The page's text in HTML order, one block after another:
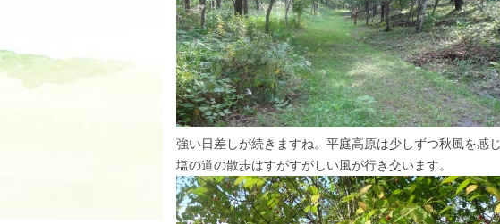
強い日差しが続きますね。平庭高原は少しずつ秋風を感じ
塩の道の散歩はすがすがしい風が行き交います。